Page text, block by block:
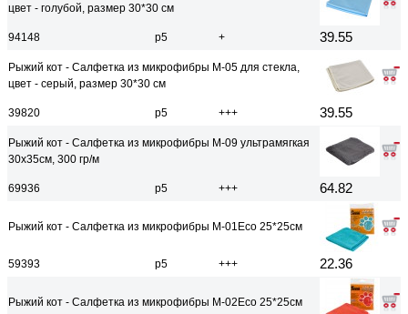
цвет - голубой, размер 30*30 см
94148 р5 + 39.55
Рыжий кот - Салфетка из микрофибры M-05 для стекла,
цвет - серый, размер 30*30 см
39820 р5 +++ 39.55
Рыжий кот - Салфетка из микрофибры M-09 ультрамягкая
30x35см, 300 гp/м
69936 р5 +++ 64.82
Рыжий кот - Салфетка из микрофибры М-01Есо 25*25см
59393 р5 +++ 22.36
Рыжий кот - Салфетка из микрофибры М-02Есо 25*25см